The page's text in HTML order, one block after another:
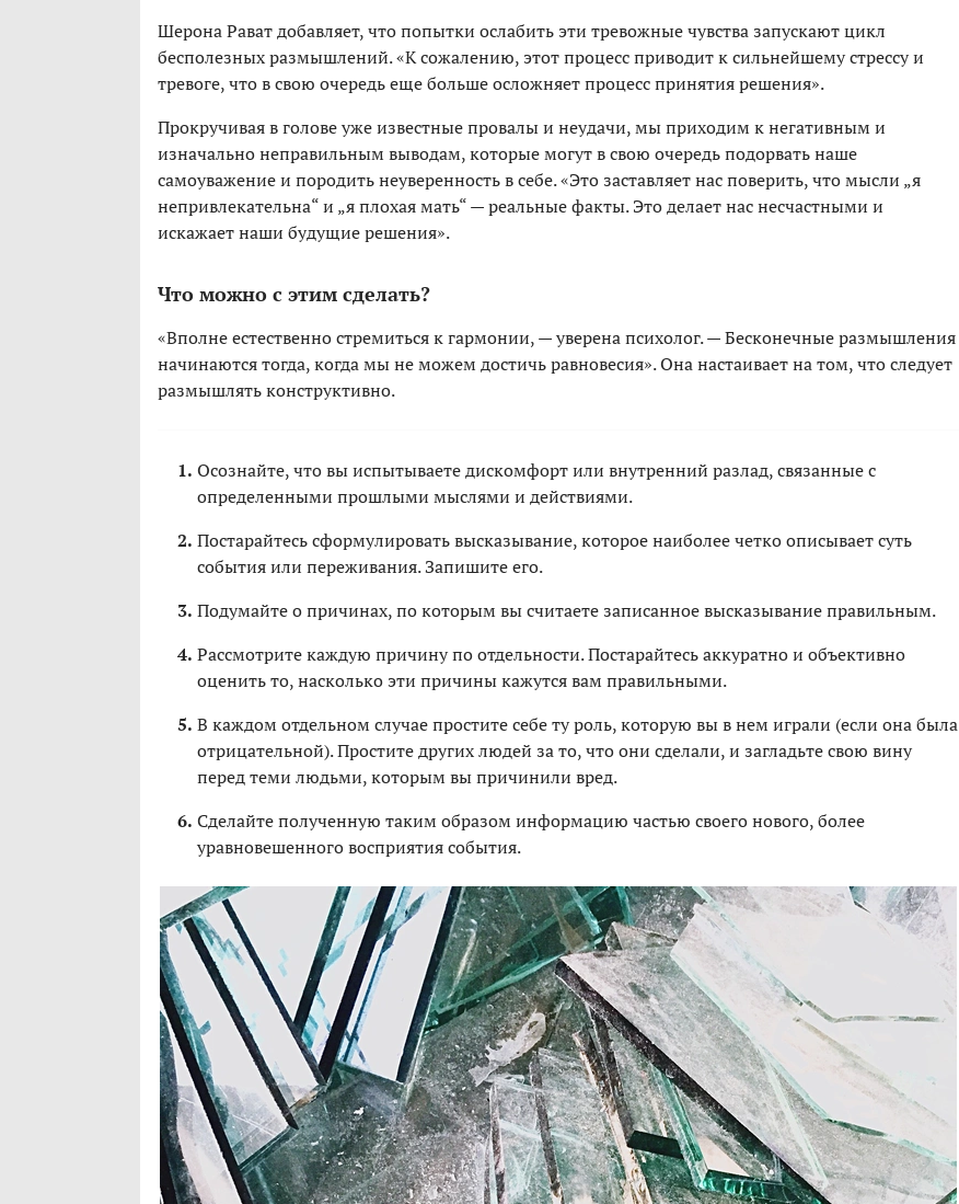
Шерона Рават добавляет, что попытки ослабить эти тревожные чувства запускают цикл
бесполезных размышлений. «К сожалению, этот процесс приводит к сильнейшему стрессу и
тревоге, что в свою очередь еще больше осложняет процесс принятия решения».
Прокручивая в голове уже известные провалы и неудачи, мы приходим к негативным и
изначально неправильным выводам, которые могут в свою очередь подорвать наше
самоуважение и породить неуверенность в себе. «Это заставляет нас поверить, что мысли „я
непривлекательна“ и „я плохая мать“ — реальные факты. Это делает нас несчастными и
искажает наши будущие решения».
Что можно с этим сделать?
«Вполне естественно стремиться к гармонии, — уверена психолог. — Бесконечные размышления
начинаются тогда, когда мы не можем достичь равновесия». Она настаивает на том, что следует
размышлять конструктивно.
Осознайте, что вы испытываете дискомфорт или внутренний разлад, связанные с
определенными прошлыми мыслями и действиями.
Постарайтесь сформулировать высказывание, которое наиболее четко описывает суть
события или переживания. Запишите его.
Подумайте о причинах, по которым вы считаете записанное высказывание правильным.
Рассмотрите каждую причину по отдельности. Постарайтесь аккуратно и объективно
оценить то, насколько эти причины кажутся вам правильными.
В каждом отдельном случае простите себе ту роль, которую вы в нем играли (если она была
отрицательной). Простите других людей за то, что они сделали, и загладьте свою вину
перед теми людьми, которым вы причинили вред.
Сделайте полученную таким образом информацию частью своего нового, более
уравновешенного восприятия события.